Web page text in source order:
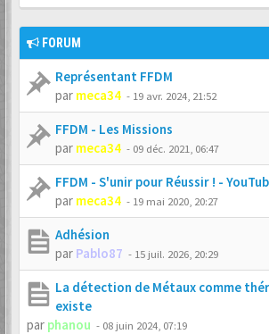
FORUM
Représentant FFDM
par meca34 - 19 avr. 2024, 21:52
FFDM - Les Missions
par meca34 - 09 déc. 2021, 06:47
FFDM - S'unir pour Réussir ! -
par meca34 - 19 mai 2020, 20:27
Adhésion
par Pablo87 - 15 juil. 2026, 20:29
La détection de Métaux comme
existe
par phanou - 08 juin 2024, 07:19